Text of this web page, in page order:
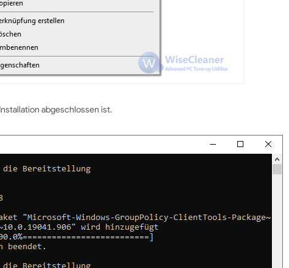
abgeschlossen ist.